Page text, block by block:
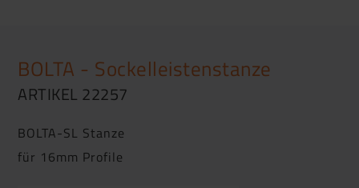
BOLTA - Sockelleistenstanze
ARTIKEL 22257
BOLTA-SL Stanze
für 16mm Profile